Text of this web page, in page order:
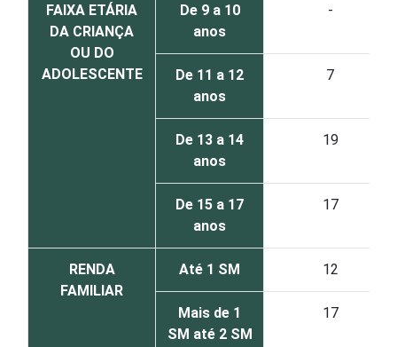
FAIXA ETÁRIA
DA CRIANÇA
OU DO
ADOLESCENTE
De 9 a 10
anos
-
De 11 a 12
anos
7
De 13 a 14
anos
19
De 15 a 17
anos
17
RENDA
FAMILIAR
Até 1 SM 12
Mais de 1
SM até 2 SM
17